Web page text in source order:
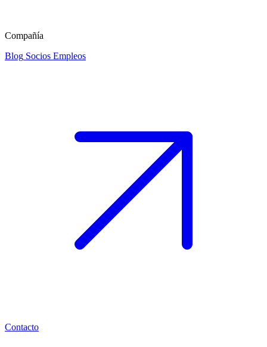
Compañía
Blog Socios Empleos
Contacto